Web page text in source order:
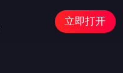
立即打开